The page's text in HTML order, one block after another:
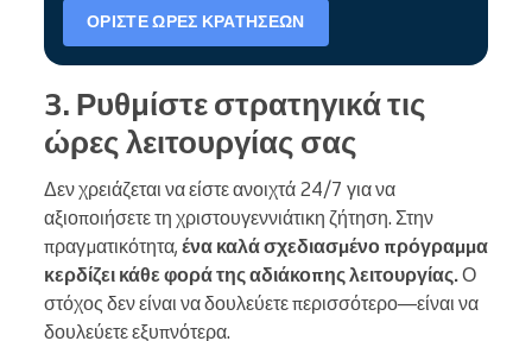
ΟΡΊΣΤΕ ΏΡΕΣ ΚΡΑΤΉΣΕΩΝ
3. Ρυθμίστε στρατηγικά τις
ώρες λειτουργίας σας
Δεν χρειάζεται να είστε ανοιχτά 24/7 για να
αξιοποιήσετε τη χριστουγεννιάτικη ζήτηση. Στην
πραγματικότητα, ένα καλά σχεδιασμένο πρόγραμμα
κερδίζει κάθε φορά της αδιάκοπης λειτουργίας.Ο
στόχος δεν είναι να δουλεύετε περισσότερο—είναι να
δουλεύετε εξυπνότερα.